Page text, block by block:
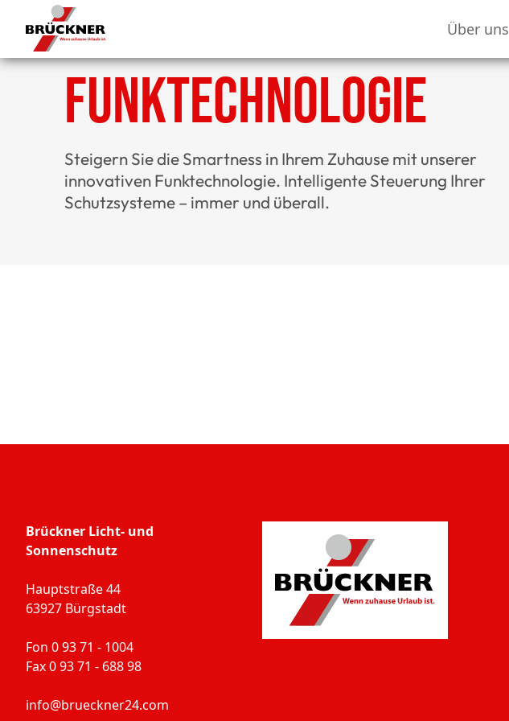
Über uns
Funktechnologie
Steigern Sie die Smartness in Ihrem Zuhause mit unserer
innovativen Funktechnologie. Intelligente Steuerung Ihrer
Schutzsysteme – immer und überall.
Brückner Licht- und
Sonnenschutz
Hauptstraße 44
63927 Bürgstadt
Fon 0 93 71 - 1004
Fax 0 93 71 - 688 98
info@brueckner24.com